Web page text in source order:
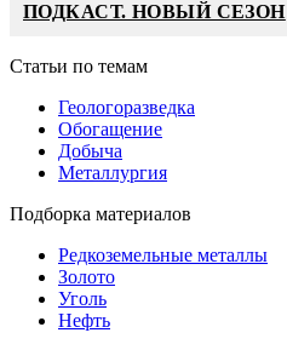
ПОДКАСТ. НОВЫЙ СЕЗОН
Статьи по темам
Геологоразведка
Обогащение
Добыча
Металлургия
Подборка материалов
Редкоземельные металлы
Золото
Уголь
Нефть